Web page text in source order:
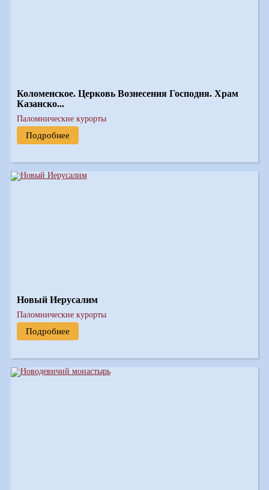
Коломенское. Церковь Вознесения Господня. Храм
Казанско...
Паломнические курорты
Подробнее
Новый Иерусалим
Паломнические курорты
Подробнее